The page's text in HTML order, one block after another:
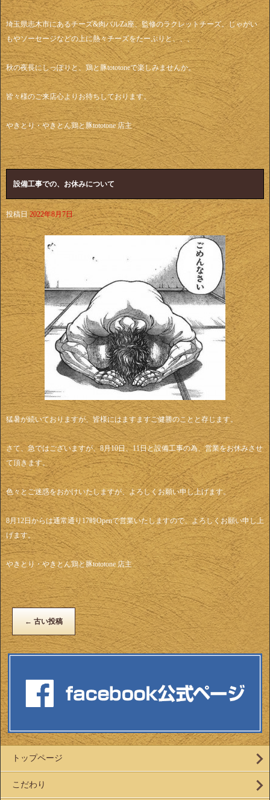
埼玉県志木市にあるチーズ&肉バルZa座、監修のラクレットチーズ。じゃがい
もやソーセージなどの上に熱々チーズをたーぷりと、、、
秋の夜長にしっぽりと、鶏と豚tototoneで楽しみませんか。
皆々様のご来店心よりお待ちしております。
やきとり・やきとん鶏と豚tototone 店主
設備工事での、お休みについて
投稿日 2022年8月7日
猛暑が続いておりますが、皆様にはますますご健勝のことと存じます。
さて、急ではございますが、8月10日、11日と設備工事の為、営業をお休みさせ
て頂きます。
色々とご迷惑をおかけいたしますが、よろしくお願い申し上げます。
8月12日からは通常通り17時Openで営業いたしますので、よろしくお願い申し上
げます。
やきとり・やきとん鶏と豚tototone 店主
← 古い投稿
トップページ
こだわり